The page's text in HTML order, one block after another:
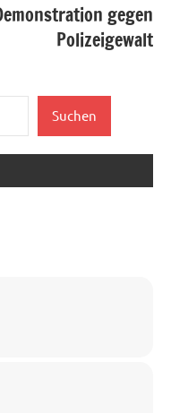
gegen
Polizeigewalt
Suchen